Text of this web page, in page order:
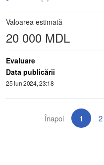
Valoarea estimată
20 000 MDL
Evaluare
Data publicării
25 iun 2024, 23:18
Înapoi 1 2